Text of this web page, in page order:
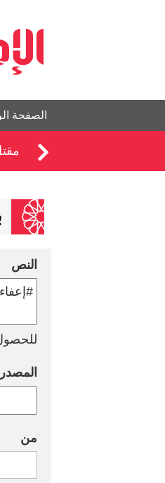
الصفحة
النص
المصدر
من